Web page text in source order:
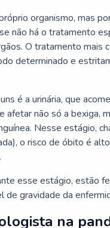
organismo, mas
não há o tratamento
O tratamento mais
determinado e
é a urinária, que
afetar não só a bexiga,
Nesse estágio,
o risco de óbito é
esse estágio, estão
de gravidade da
na